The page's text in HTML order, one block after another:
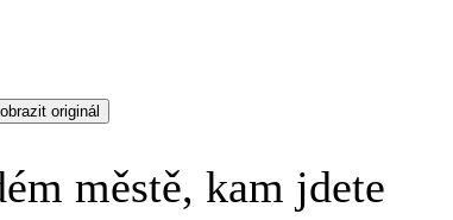
originál
městě, kam jdete